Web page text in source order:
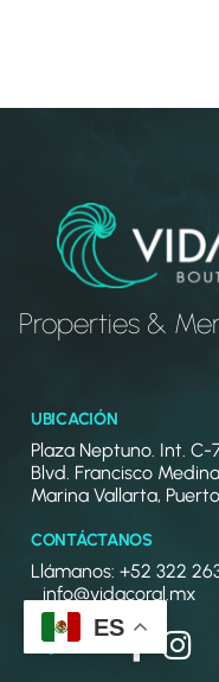
Properties &
UBICACIÓN
Plaza Neptuno. Int. C-
Blvd. Francisco
Marina Vallarta,
CONTÁCTANOS
Llámanos: +52 322
info@vidacoral.mx
Síguenos
ES